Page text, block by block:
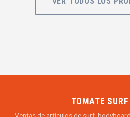
TOMATE